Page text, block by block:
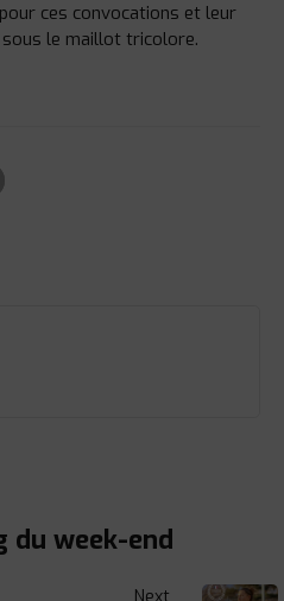
pour ces convocations et leur
le maillot tricolore.
du week-end